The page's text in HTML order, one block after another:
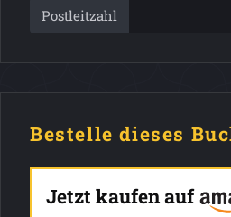
Postleitzahl
Bestelle dieses
Jetzt kaufen auf